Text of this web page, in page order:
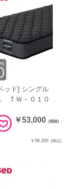
ッド] シングル
ＴＷ－０１０
￥53,000 (税抜)
￥58,300 (税込)